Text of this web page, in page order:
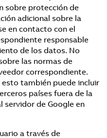
sobre protección de
adicional sobre la
en contacto con el
responsable
de los datos. No
las normas de
correspondiente.
también puede incluir
países fuera de la
servidor de Google en
a través de